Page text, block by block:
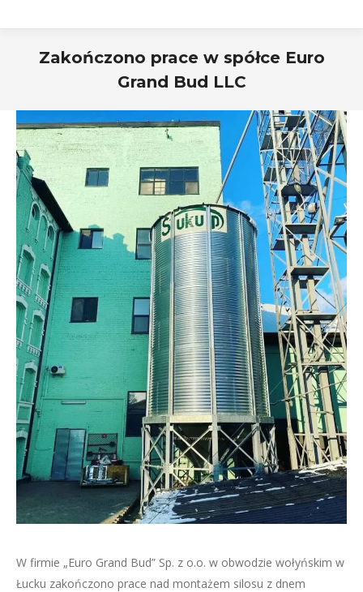
Zakończono prace w spółce Euro
Grand Bud LLC
W firmie „Euro Grand Bud” Sp. z o.o. w obwodzie wołyńskim w
Łucku zakończono prace nad montażem silosu z dnem